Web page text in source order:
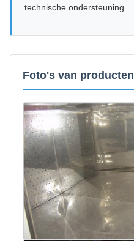
technische ondersteuning.
Foto's van producten